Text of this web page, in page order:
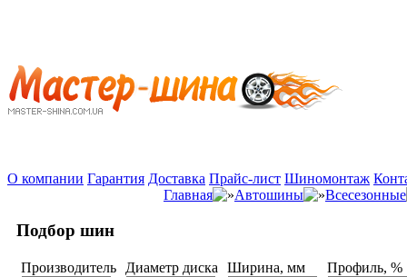
О компании Гарантия Доставка Прайс-лист Шиномонтаж
Главная
Автошины Всесезонные
Подбор шин
Производитель Диаметр диска Ширина, мм Профиль, %